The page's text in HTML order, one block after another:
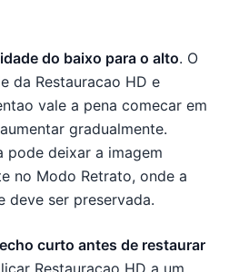
do baixo para o alto. O
da Restauracao HD e
vale a pena comecar em
gradualmente.
pode deixar a imagem
no Modo Retrato, onde a
deve ser preservada.
curto antes de restaurar
Restauracao HD a um